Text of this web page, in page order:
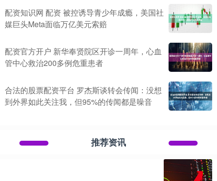
配资知识网 配资 被控诱导青少年成瘾，美国社
媒巨头Meta面临万亿美元索赔
配资官方开户 新华奉贤院区开诊一周年，心血
管中心救治200多例危重患者
合法的股票配资平台 罗杰斯谈转会传闻：没想
到外界如此关注我，但95%的传闻都是噪音
推荐资讯